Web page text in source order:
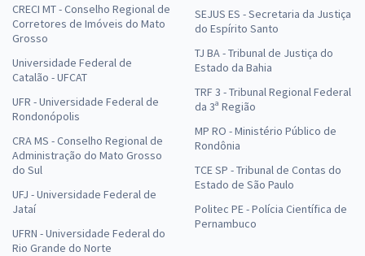
CRECI MT - Conselho Regional de
Corretores de Imóveis do Mato
Grosso
Universidade Federal de
Catalão - UFCAT
UFR - Universidade Federal de
Rondonópolis
CRA MS - Conselho Regional de
Administração do Mato Grosso
do Sul
UFJ - Universidade Federal de
Jataí
UFRN - Universidade Federal do
Rio Grande do Norte
SEJUS ES - Secretaria da Justiça
do Espírito Santo
TJ BA - Tribunal de Justiça do
Estado da Bahia
TRF 3 - Tribunal Regional Federal
da 3ª Região
MP RO - Ministério Público de
Rondônia
TCE SP - Tribunal de Contas do
Estado de São Paulo
Politec PE - Polícia Científica de
Pernambuco